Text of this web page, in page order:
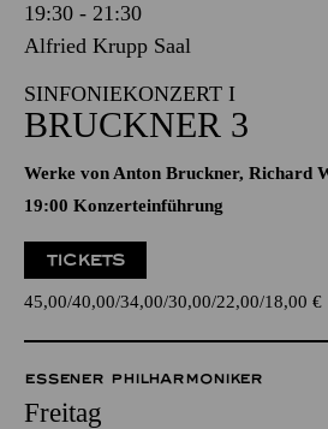
19:30 - 21:30
Alfried Krupp Saal
SINFONIEKONZERT I
BRUCKNER 3
Werke von Anton Bruckner, Richard
19:00 Konzerteinführung
TICKETS
45,00 40,00 34,00 30,00 22,00 18,00 €
ESSENER PHILHARMONIKER
Freitag